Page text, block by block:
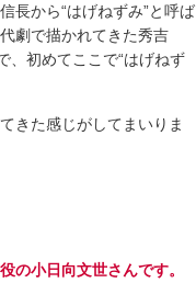
長から“はげねずみ”と呼ば
劇で描かれてきた秀吉
、初めてここで“はげねず
きた感じがしてまいりま
小日向文世さんです。